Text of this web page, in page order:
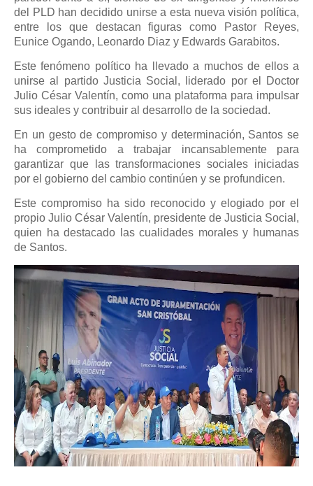
del PLD han decidido unirse a esta nueva visión política,
entre los que destacan figuras como Pastor Reyes,
Eunice Ogando, Leonardo Diaz y Edwards Garabitos.
Este fenómeno político ha llevado a muchos de ellos a
unirse al partido Justicia Social, liderado por el Doctor
Julio César Valentín, como una plataforma para impulsar
sus ideales y contribuir al desarrollo de la sociedad.
En un gesto de compromiso y determinación, Santos se
ha comprometido a trabajar incansablemente para
garantizar que las transformaciones sociales iniciadas
por el gobierno del cambio continúen y se profundicen.
Este compromiso ha sido reconocido y elogiado por el
propio Julio César Valentín, presidente de Justicia Social,
quien ha destacado las cualidades morales y humanas
de Santos.